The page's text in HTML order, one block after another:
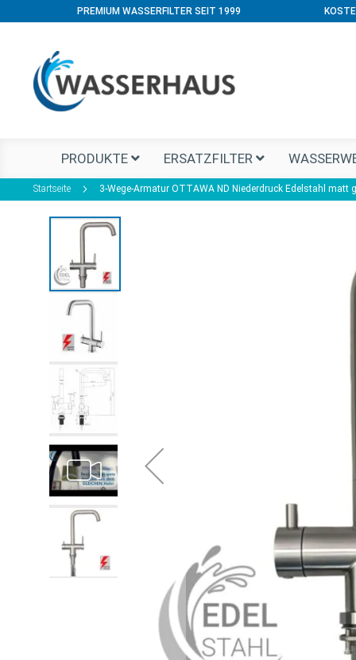
PREMIUM WASSERFILTER SEIT 1999
PRODUKTE ERSATZFILTER
Startseite 3-Wege-Armatur OTTAWA ND Niederdruck Edelstahl matt
der
Bildgalerie
springen